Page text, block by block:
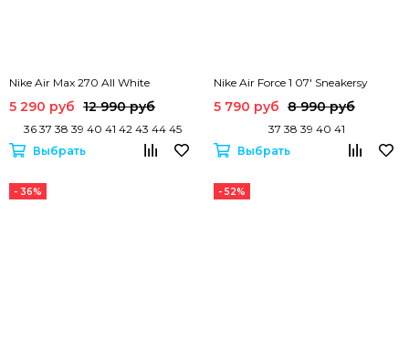
Nike Air Max 270 All White
5 290 руб 12 990 руб
36 37 38 39 40 41 42 43 44 45
Выбрать
Nike Air Force 1 07' Sneakersy
5 790 руб 8 990 руб
37 38 39 40 41
Выбрать
- 36% - 52%